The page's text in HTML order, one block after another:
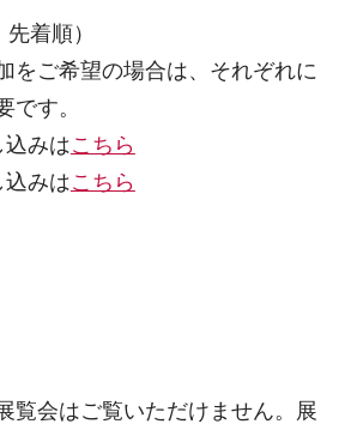
着順）
をご希望の場合は、それぞれに
です。
みはこちら
みはこちら
覧会はご覧いただけません。展